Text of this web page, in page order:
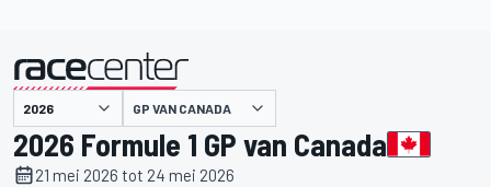
GP VAN CANADA
2026 Formule 1 GP van Canada
21 mei 2026 tot 24 mei 2026